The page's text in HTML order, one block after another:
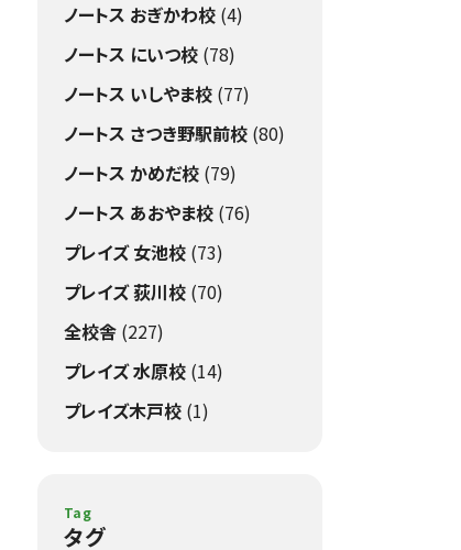
ノートス おぎかわ校(4)
ノートス にいつ校(78)
ノートス いしやま校(77)
ノートス さつき野駅前校(80)
ノートス かめだ校(79)
ノートス あおやま校(76)
プレイズ 女池校(73)
プレイズ 荻川校(70)
全校舎(227)
プレイズ 水原校(14)
プレイズ木戸校(1)
Tag
タグ